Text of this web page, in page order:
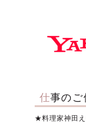
仕事の
★料理家神田